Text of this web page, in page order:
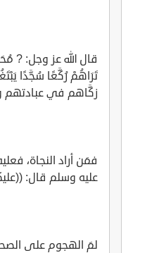
قال الله عز وجل: ?
زكَّاهم في عبادتهم
فمَن أراد النجاة،
عليه وسلم قال:
لمَ الهجوم على